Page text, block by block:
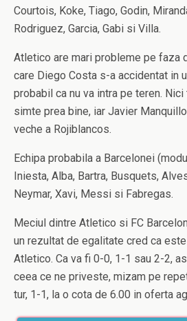
Courtois, Koke, Tiago, Godin,
Rodriguez, Garcia, Gabi si Villa.
Atletico are mari probleme pe faza
care Diego Costa s-a accidentat in
probabil ca nu va intra pe teren. Nici
simte prea bine, iar Javier
veche a Rojiblancos.
Echipa probabila a Barcelonei
Iniesta, Alba, Bartra, Busquets,
Neymar, Xavi, Messi si Fabregas.
Meciul dintre Atletico si FC
un rezultat de egalitate cred ca
Atletico. Ca va fi 0-0, 1-1 sau 2-2,
ceea ce ne priveste, mizam pe
tur, 1-1, la o cota de 6.00 in oferta